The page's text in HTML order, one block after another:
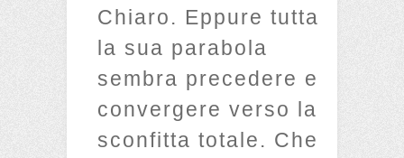
Chiaro. Eppure tutta
la sua parabola
sembra precedere e
convergere verso la
sconfitta totale. Che